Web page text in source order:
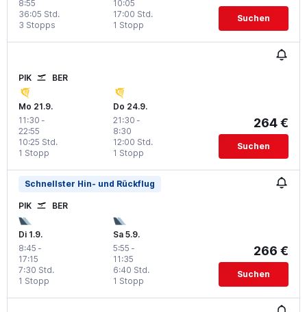
8:55
3 Stopps
36:05 Std.
10:05
1 Stopp
17:00 Std. Suchen
PIK BER
Mo 21.9.
11:30 -
22:55
1 Stopp
10:25 Std.
Do 24.9.
21:30 -
8:30
1 Stopp
12:00 Std.
264 €
Suchen
Schnellster Hin- und Rückflug
PIK BER
Di 1.9.
8:45 -
17:15
1 Stopp
7:30 Std.
Sa 5.9.
5:55 -
11:35
1 Stopp
6:40 Std.
266 €
Suchen